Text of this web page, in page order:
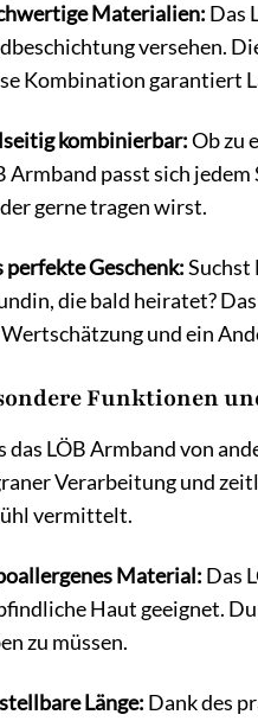
Materialien: Das
versehen.
Kombination garantiert
kombinierbar:Ob zu
Armband passt sich
gerne tragen wirst.
perfekte Geschenk:Suchst
die bald heiratet?
und ein
Funktionen
das LÖB Armband von
Verarbeitung und
vermittelt.
Material: Das
Haut geeignet.
zu müssen.
Länge: Dank des